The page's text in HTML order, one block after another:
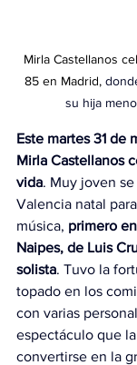
Mirla Castellanos
85 en Madrid,
su hija
Este martes 31 de
Mirla Castellanos
vida. Muy joven
Valencia natal
música, primero
Naipes, de Luis
solista. Tuvo la
topado en los
con varias
espectáculo que
convertirse en la